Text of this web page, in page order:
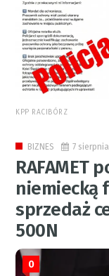
KPP RACIBÓRZ
BIZNES 7
RAFAMET
niemiecką
sprzedaż
500N
0